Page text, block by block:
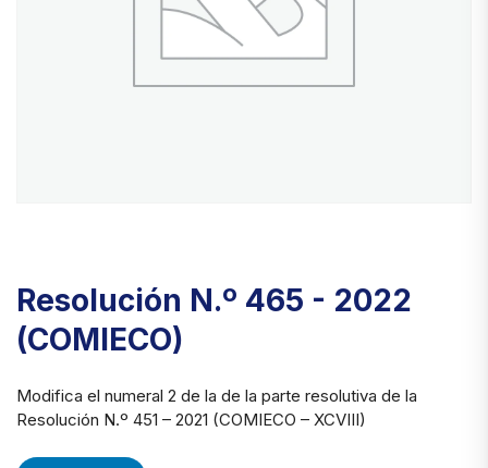
Resolución N.º 465 - 2022
(COMIECO)
Modifica el numeral 2 de la de la parte resolutiva de la
Resolución N.º 451 – 2021 (COMIECO – XCVIII)